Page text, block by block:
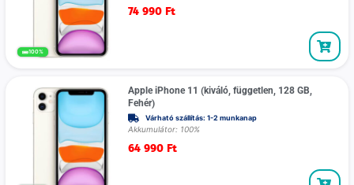
100%
74 990 Ft
Apple iPhone 11 (kiváló, független, 128 GB,
Fehér)
Várható szállítás: 1-2 munkanap
Akkumulátor: 100%
64 990 Ft